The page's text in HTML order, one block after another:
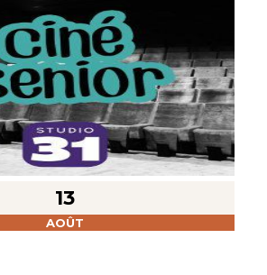
13
AOÛT